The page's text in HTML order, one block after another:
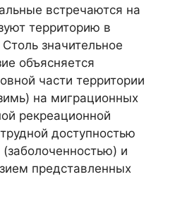
встречаются на
территорию в
значительное
объясняется
части территории
на миграционных
рекреационной
доступностью
и
представленных